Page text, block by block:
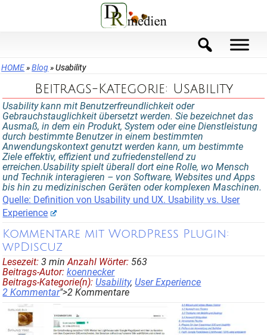
HOME»Blog»Usability
Beitrags-Kategorie: Usability
Usability kann mit Benutzerfreundlichkeit oder
Gebrauchstauglichkeit übersetzt werden. Sie bezeichnet das
Ausmaß, in dem ein Produkt, System oder eine Dienstleistung
durch bestimmte Benutzer in einem bestimmten
Anwendungskontext genutzt werden kann, um bestimmte
Ziele effektiv, effizient und zufriedenstellend zu
erreichen.Usability spielt überall dort eine Rolle, wo Mensch
und Technik interagieren – von Software, Websites und Apps
bis hin zu medizinischen Geräten oder komplexen Maschinen.
Quelle: Definition von Usability und UX. Usability vs. User
Experience
Kommentare mit WordPress Plugin:
wpDiscuz
Lesezeit:3 min Anzahl Wörter: 563
Beitrags-Autor:koennecker
Beitrags-Kategorie(n): Usability, User Experience
2 Kommentar">2 Kommentare